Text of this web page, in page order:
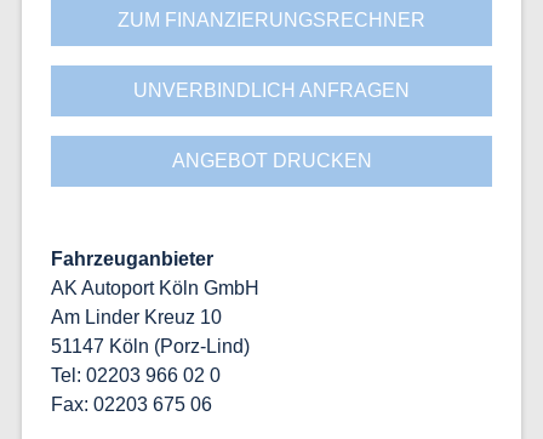
ZUM FINANZIERUNGSRECHNER
UNVERBINDLICH ANFRAGEN
ANGEBOT DRUCKEN
Fahrzeuganbieter
AK Autoport Köln GmbH
Am Linder Kreuz 10
51147 Köln (Porz-Lind)
Tel: 02203 966 02 0
Fax: 02203 675 06